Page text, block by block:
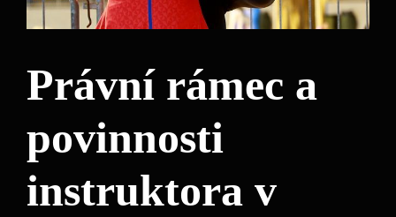
Právní rámec a
povinnosti
instruktora v